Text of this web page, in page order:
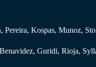
Kospas, Munoz,
Guridi, Rioja,